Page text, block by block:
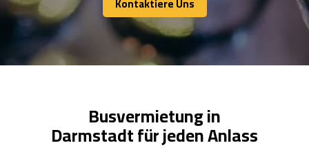
Kontaktiere Uns
Busvermietung in
Darmstadt für jeden Anlass